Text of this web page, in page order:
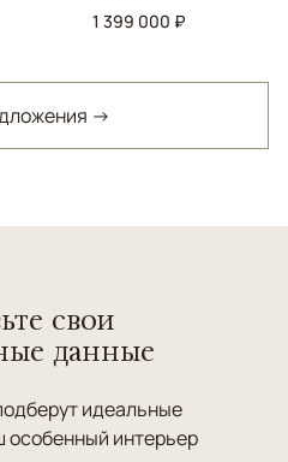
1 399 000 ₽
→
свои
данные
идеальные
особенный интерьер